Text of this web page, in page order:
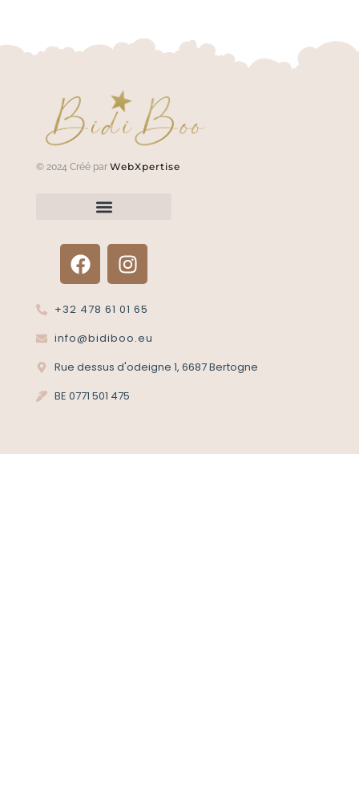
© 2024 Créé par WebXpertise
+32 478 61 01 65
info@bidiboo.eu
Rue dessus d'odeigne 1, 6687 Bertogne
BE 0771 501 475